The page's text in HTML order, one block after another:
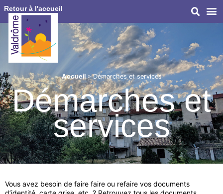
Retour à l'accueil
Accueil»Démarches et services
Démarches et
services
Vous avez besoin de faire faire ou refaire vos documents